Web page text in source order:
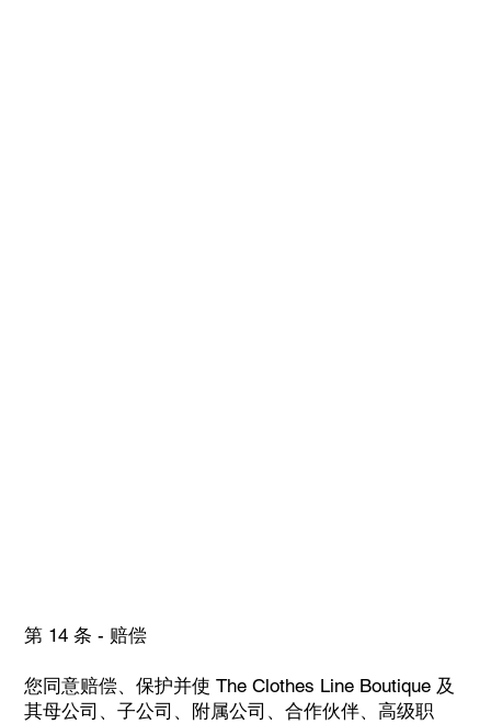
第 14 条 - 赔偿
您同意赔偿、保护并使 The Clothes Line Boutique 及
其母公司、子公司、附属公司、合作伙伴、高级职